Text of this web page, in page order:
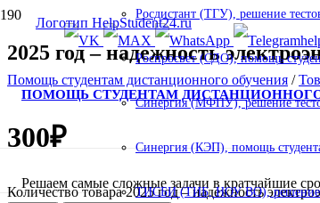
ПОМОЩЬ СТУДЕНТАМ
Решаем самые сложные задачи в кратчайшие
Росдистант (ТГУ), решение
Роспросвет (СДО), помощь
Синергия (МФПУ), решение
Синергия (КЭП), помощь
ТИСБИ (ТИБ, НОУ ВО), решение
2025 год – надежность
Помощь студентам дистанционного обучения /
300₽
Количество товара 2025 год – надежность